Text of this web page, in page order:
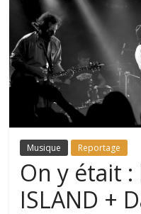
Musique Reportage
On y était :
ISLAND +